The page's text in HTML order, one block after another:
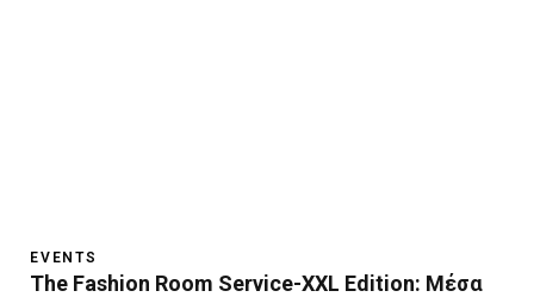
EVENTS
The Fashion Room Service-XXL Edition: Μέσα